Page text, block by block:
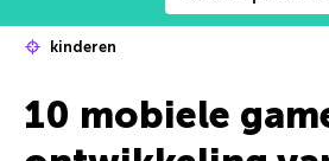
kinderen
10 mobiele